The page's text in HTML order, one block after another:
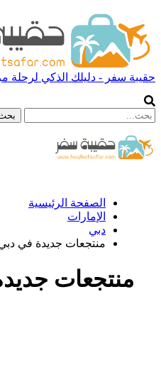
حقيبة سفر - دليلك الذكي لرحلة
الصفحة الرئيسية
الإمارات
دبي
منتجعات جديدة في
منتجعات